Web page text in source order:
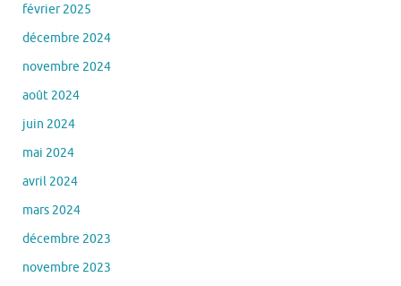
février 2025
décembre 2024
novembre 2024
août 2024
juin 2024
mai 2024
avril 2024
mars 2024
décembre 2023
novembre 2023